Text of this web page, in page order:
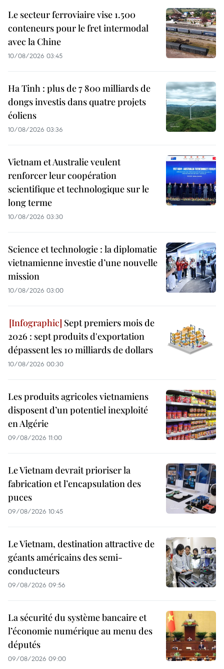
Le secteur ferroviaire vise 1.500
conteneurs pour le fret intermodal
avec la Chine
10/08/2026 03:45
Ha Tinh : plus de 7 800 milliards de
dongs investis dans quatre projets
éoliens
10/08/2026 03:36
Vietnam et Australie veulent
renforcer leur coopération
scientifique et technologique sur le
long terme
10/08/2026 03:30
Science et technologie : la diplomatie
vietnamienne investie d’une nouvelle
mission
10/08/2026 03:00
Sept premiers mois de
2026 : sept produits d'exportation
dépassent les 10 milliards de dollars
10/08/2026 00:30
Les produits agricoles vietnamiens
disposent d’un potentiel inexploité
en Algérie
09/08/2026 11:00
Le Vietnam devrait prioriser la
fabrication et l’encapsulation des
puces
09/08/2026 10:45
Le Vietnam, destination attractive de
géants américains des semi-
conducteurs
09/08/2026 09:56
La sécurité du système bancaire et
l’économie numérique au menu des
députés
09/08/2026 09:00